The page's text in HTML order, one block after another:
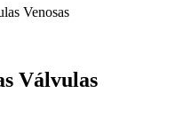
Venosas
Válvulas